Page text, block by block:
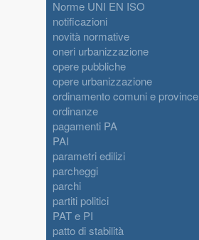
Norme UNI EN ISO
notificazioni
novità normative
oneri urbanizzazione
opere pubbliche
opere urbanizzazione
ordinamento comuni e province
ordinanze
pagamenti PA
PAI
parametri edilizi
parcheggi
parchi
partiti politici
PAT e PI
patto di stabilità